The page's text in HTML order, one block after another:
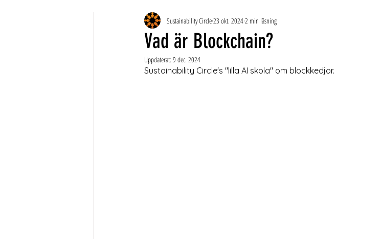
Vad är Blockchain?
Sustainability Circle23 okt. 20242 min läsning
Uppdaterat: 9 dec. 2024
Sustainability Circle's "lilla AI skola" om blockkedjor.